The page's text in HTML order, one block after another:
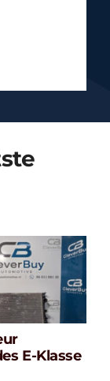
E-
E-Klasse